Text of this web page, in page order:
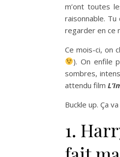
m’ont toutes
raisonnable.
regarder en ce
Ce mois-ci, on
). On enfile
sombres,
attendu film
Buckle up. Ça
1.